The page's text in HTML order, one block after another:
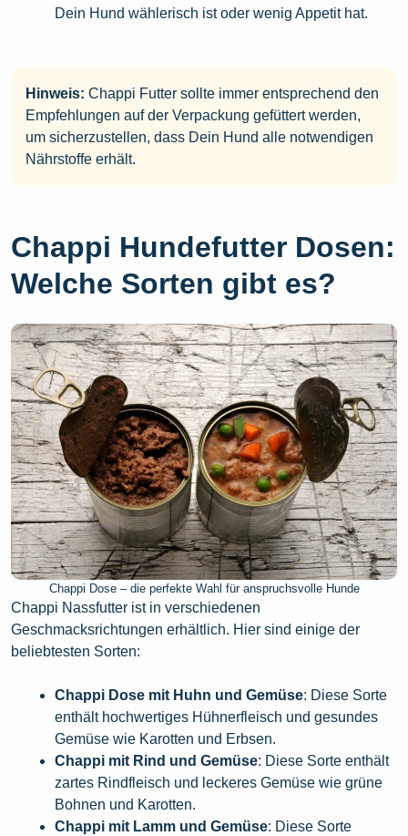
Dein Hund wählerisch ist oder wenig Appetit hat.
Hinweis: Chappi Futter sollte immer entsprechend den
Empfehlungen auf der Verpackung gefüttert werden,
um sicherzustellen, dass Dein Hund alle notwendigen
Nährstoffe erhält.
Chappi Hundefutter Dosen:
Welche Sorten gibt es?
Chappi Dose – die perfekte Wahl für anspruchsvolle Hunde
Chappi Nassfutter ist in verschiedenen
Geschmacksrichtungen erhältlich. Hier sind einige der
beliebtesten Sorten:
Chappi Dose mit Huhn und Gemüse: Diese Sorte
enthält hochwertiges Hühnerfleisch und gesundes
Gemüse wie Karotten und Erbsen.
Chappi mit Rind und Gemüse: Diese Sorte enthält
zartes Rindfleisch und leckeres Gemüse wie grüne
Bohnen und Karotten.
Chappi mit Lamm und Gemüse: Diese Sorte